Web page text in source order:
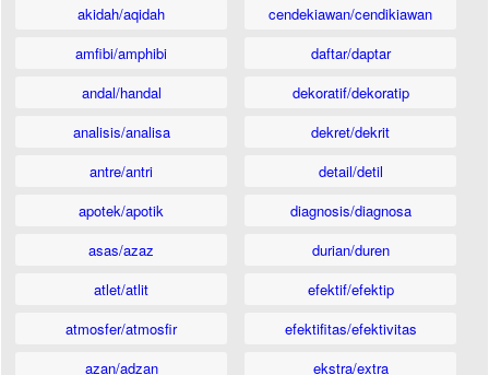
akidah/aqidah
amfibi/amphibi
andal/handal
analisis/analisa
antre/antri
apotek/apotik
asas/azaz
atlet/atlit
atmosfer/atmosfir
azan/adzan
cendekiawan/cendikiawan
daftar/daptar
dekoratif/dekoratip
dekret/dekrit
detail/detil
diagnosis/diagnosa
durian/duren
efektif/efektip
efektifitas/efektivitas
ekstra/extra